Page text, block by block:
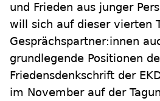
und Frieden aus junger
will sich auf dieser vierten
Gesprächspartner:innen
grundlegende Positionen
Friedensdenkschrift der
im November auf der